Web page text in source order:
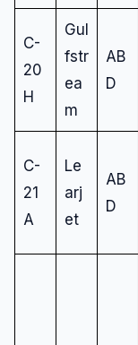
C-
20
H
Gul
fstr
ea
m
AB
D
C-
21
A
Le
arj
et
AB
D